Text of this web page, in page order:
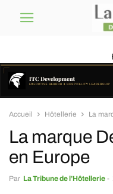
Accueil Hôtellerie La
La marque
en Europe
Par La Tribune de l’Hôtellerie -